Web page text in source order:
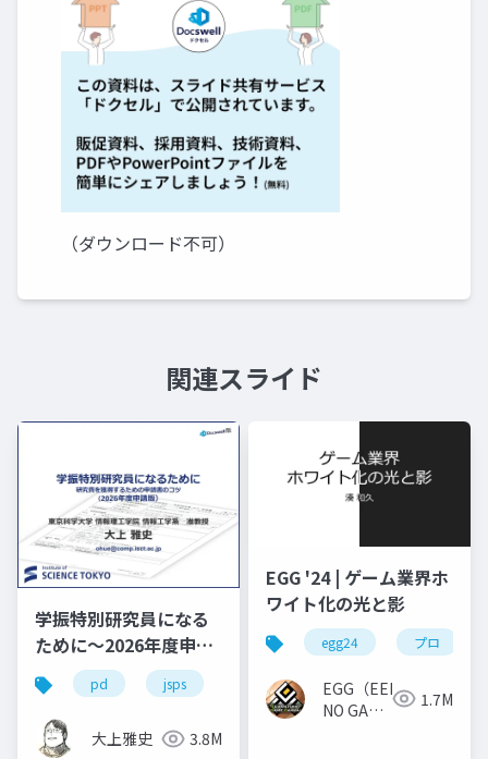
（ダウンロード不可）
関連スライド
学振特別研究員になる
ために～2026年度申請
版
pd jsps dc1
大上雅史 3.8M
EGG '24 | ゲーム業界ホ
ワイト化の光と影
egg24 プロ
EGG（EEKANJI
NO GAME
1.7M